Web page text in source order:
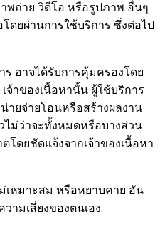
พถ่าย วิดีโอ หรือรูปภาพ อื่นๆ
ดยผ่านการใช้บริการ ซึ่งต่อไป
ร อาจได้รับการคุ้มครองโดย
าของเนื้อหานั้น ผู้ใช้บริการ
ายจ่ายโอนหรือสร้างผลงาน
ไม่ว่าจะทั้งหมดหรือบางส่วน
โดยชัดแจ้งจากเจ้าของเนื้อหา
เหมาะสม หรือหยาบคาย อัน
ามเสี่ยงของตนเอง